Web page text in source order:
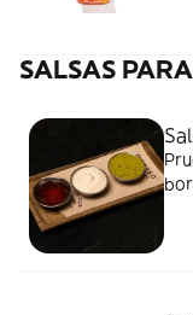
SALSAS